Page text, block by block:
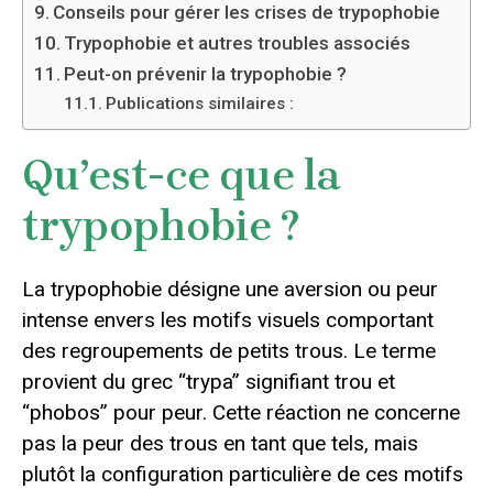
Conseils pour gérer les crises de trypophobie
Trypophobie et autres troubles associés
Peut-on prévenir la trypophobie ?
Publications similaires :
Qu’est-ce que la
trypophobie ?
La trypophobie désigne une aversion ou peur
intense envers les motifs visuels comportant
des regroupements de petits trous. Le terme
provient du grec “trypa” signifiant trou et
“phobos” pour peur. Cette réaction ne concerne
pas la peur des trous en tant que tels, mais
plutôt la configuration particulière de ces motifs